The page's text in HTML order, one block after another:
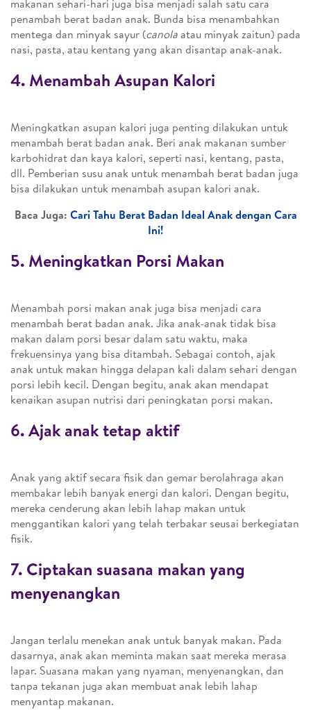
makanan sehari-hari juga bisa menjadi salah satu cara
penambah berat badan anak. Bunda bisa menambahkan
mentega dan minyak sayur (canolaatau minyak zaitun) pada
nasi, pasta, atau kentang yang akan disantap anak-anak.
4. Menambah Asupan Kalori
Meningkatkan asupan kalori juga penting dilakukan untuk
menambah berat badan anak. Beri anak makanan sumber
karbohidrat dan kaya kalori, seperti nasi, kentang, pasta,
dll. Pemberian susu anak untuk menambah berat badan juga
bisa dilakukan untuk menambah asupan kalori anak.
Baca Juga: Cari Tahu Berat Badan Ideal Anak dengan Cara
Ini!
5. Meningkatkan Porsi Makan
Menambah porsi makan anak juga bisa menjadi cara
menambah berat badan anak. Jika anak-anak tidak bisa
makan dalam porsi besar dalam satu waktu, maka
frekuensinya yang bisa ditambah. Sebagai contoh, ajak
anak untuk makan hingga delapan kali dalam sehari dengan
porsi lebih kecil. Dengan begitu, anak akan mendapat
kenaikan asupan nutrisi dari peningkatan porsi makan.
6. Ajak anak tetap aktif
Anak yang aktif secara fisik dan gemar berolahraga akan
membakar lebih banyak energi dan kalori. Dengan begitu,
mereka cenderung akan lebih lahap makan untuk
menggantikan kalori yang telah terbakar seusai berkegiatan
fisik.
7. Ciptakan suasana makan yang
menyenangkan
Jangan terlalu menekan anak untuk banyak makan. Pada
dasarnya, anak akan meminta makan saat mereka merasa
lapar. Suasana makan yang nyaman, menyenangkan, dan
tanpa tekanan juga akan membuat anak lebih lahap
menyantap makanan.